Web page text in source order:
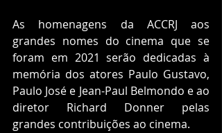
As homenagens da ACCRJ aos
grandes nomes do cinema que se
foram em 2021 serão dedicadas à
memória dos atores Paulo Gustavo,
Paulo José e Jean-Paul Belmondo e ao
diretor Richard Donner pelas
grandes contribuições ao cinema.